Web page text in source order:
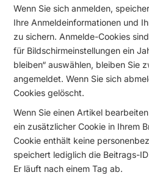
Wenn Sie sich anmelden,
Ihre Anmeldeinformationen und
zu sichern. Anmelde-Cookies
für Bildschirmeinstellungen ein
bleiben“ auswählen, bleiben Sie
angemeldet. Wenn Sie sich
Cookies gelöscht.
Wenn Sie einen Artikel
ein zusätzlicher Cookie in Ihrem
Cookie enthält keine
speichert lediglich die Beitrags-
Er läuft nach einem Tag ab.